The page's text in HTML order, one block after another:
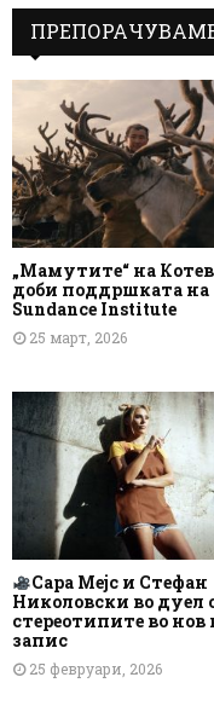
„Мамутите“ на
доби поддршката на
Sundance Institute
25 март, 2026
Сара Мејс и Стефан
Николовски во дуел
стереотипите во нов
запис
25 февруари, 2026